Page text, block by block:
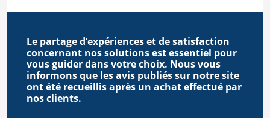
Le partage d’expériences et de satisfaction
concernant nos solutions est essentiel pour
vous guider dans votre choix. Nous vous
informons que les avis publiés sur notre site
ont été recueillis après un achat effectué par
nos clients.